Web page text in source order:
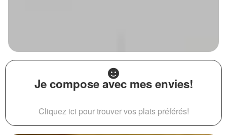
Je compose avec mes envies!
Cliquez ici pour trouver vos plats préférés!